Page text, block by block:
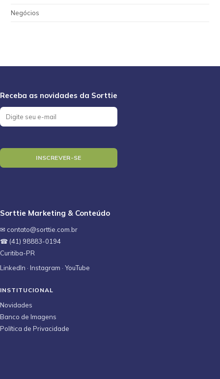
Negócios
Sorttie Marketing & Conteúdo
✉ contato@sorttie.com.br
☎ (41) 98883-0194
Curitiba-PR
LinkedIn · Instagram · YouTube
INSTITUCIONAL
Novidades
Banco de Imagens
Política de Privacidade